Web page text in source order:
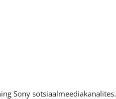
Sony sotsiaalmeediakanalites.